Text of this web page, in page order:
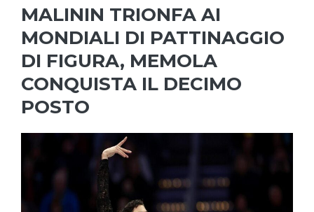
MALININ TRIONFA AI
MONDIALI DI PATTINAGGIO
DI FIGURA, MEMOLA
CONQUISTA IL DECIMO
POSTO